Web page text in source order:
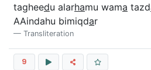
tagheedu alarhamu wama tazd
AAindahu bimiqdar
Transliteration
9